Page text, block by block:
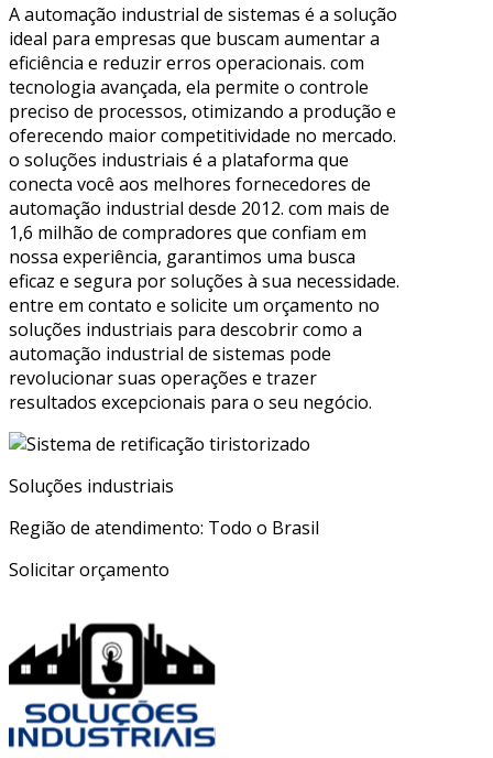
A automação industrial de sistemas é a solução
ideal para empresas que buscam aumentar a
eficiência e reduzir erros operacionais. com
tecnologia avançada, ela permite o controle
preciso de processos, otimizando a produção e
oferecendo maior competitividade no mercado.
o soluções industriais é a plataforma que
conecta você aos melhores fornecedores de
automação industrial desde 2012. com mais de
1,6 milhão de compradores que confiam em
nossa experiência, garantimos uma busca
eficaz e segura por soluções à sua necessidade.
entre em contato e solicite um orçamento no
soluções industriais para descobrir como a
automação industrial de sistemas pode
revolucionar suas operações e trazer
resultados excepcionais para o seu negócio.
Soluções industriais
Região de atendimento: Todo o Brasil
Solicitar orçamento